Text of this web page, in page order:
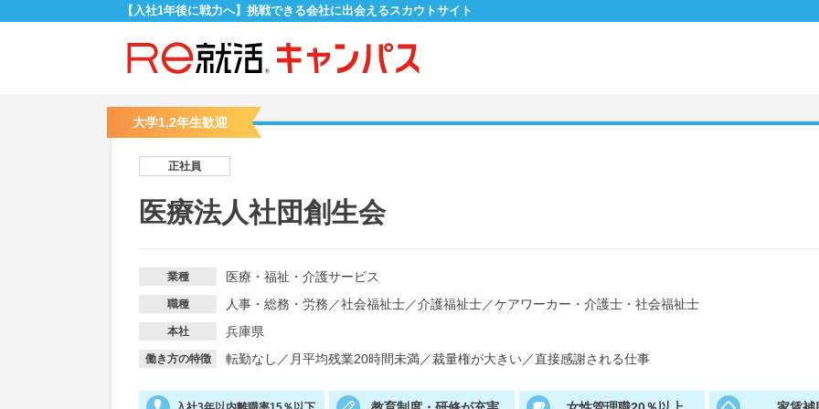
【入社1年後に戦力へ】挑戦できる会社に出会えるスカウトサイト
大学1,2年生歓迎
正社員
医療法人社団創生会
業種 医療・福祉・介護サービス
職種 人事・総務・労務 ／社会福祉士／介護福祉士／ケアワーカー・介護士・社会福祉士
本社 兵庫県
働き方の特徴 転勤なし ／ 月平均残業20時間未満／裁量権が大きい／直接感謝される仕事